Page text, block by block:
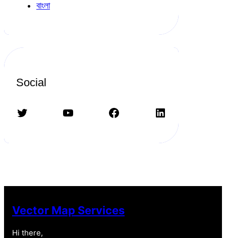
বাংলা
Social
Twitter YouTube Facebook LinkedIn
Vector Map Services
Hi there,